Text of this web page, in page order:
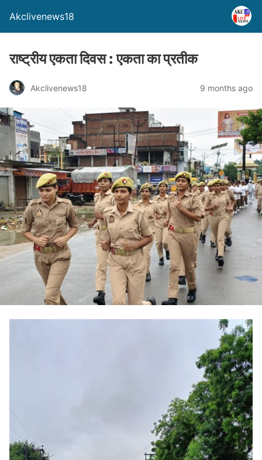
Akclivenews18
राष्ट्रीय एकता दिवस : एकता का प्रतीक
Akclivenews18 9 months ago